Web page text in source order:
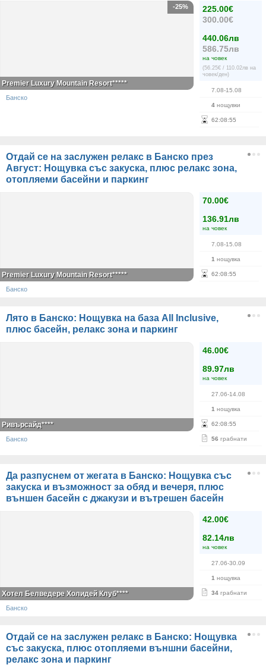
225.00€
300.00€
440.06лв
586.75лв
на човек
(56.25€ / 110.02лв на
човек/ден)
7.08-15.08
4 нощувки
62:08:55
-25%
Premier Luxury Mountain Resort*****
Банско
Отдай се на заслужен релакс в Банско през
Август: Нощувка със закуска, плюс релакс зона,
отопляеми басейни и паркинг
70.00€
136.91лв
на човек
7.08-15.08
1 нощувка
62:08:55
Premier Luxury Mountain Resort*****
Банско
Лято в Банско: Нощувка на база All Inclusive,
плюс басейн, релакс зона и паркинг
46.00€
89.97лв
на човек
27.06-14.08
1 нощувка
62:08:55
56 грабнати
Ривърсайд****
Банско
Да разпуснем от жегата в Банско: Нощувка със
закуска и възможност за обяд и вечеря, плюс
външен басейн с джакузи и вътрешен басейн
42.00€
82.14лв
на човек
27.06-30.09
1 нощувка
34 грабнати
Хотел Белведере Холидей Клуб****
Банско
Отдай се на заслужен релакс в Банско: Нощувка
със закуска, плюс отопляеми външни басейни,
релакс зона и паркинг